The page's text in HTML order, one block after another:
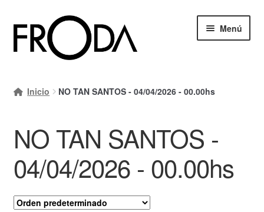
Ir
a
la
Ir
al
contenido
Menú
Carrito
Ayuda Rapida
Inicio NO TAN SANTOS - 04/04/2026 - 00.00hs
NO TAN SANTOS -
04/04/2026 - 00.00hs